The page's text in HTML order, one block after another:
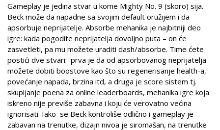
Gameplay je jedina stvar u kome Mighty No. 9 (skoro) sija.
Beck može da napadne sa svojim default oružijem i da
apsorbuje neprijatelje. Absorbe mehanika je najbitniji deo
igre: kada pogodite neprijatelja dovoljno puta – on će
zasvetleti, pa mu možete uraditi dash/absorbe. Time ćete
postići dve stvari: prva je da od apsorbovanog neprijatelja
možete dobiti boostove kao što su regenerisanje health-a,
povećanje napada, brzina itd, a druga je score sistem tj.
skupljanje poena za online leaderboards, mehanika igre koja
iskreno nije previše zabavna i koju će verovatno većina
ignorisati. Iako se Beck kontroliše odlično i gameplay je
zabavan na trenutke, dizajn nivoa je siromašan, na trenutke